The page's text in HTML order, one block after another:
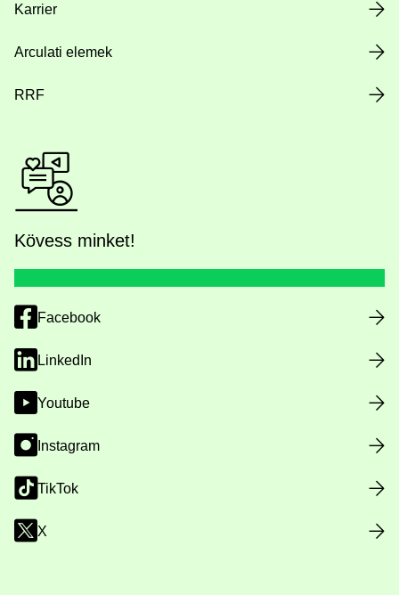
Karrier
Arculati elemek
RRF
Kövess minket!
Facebook
LinkedIn
Youtube
Instagram
TikTok
X